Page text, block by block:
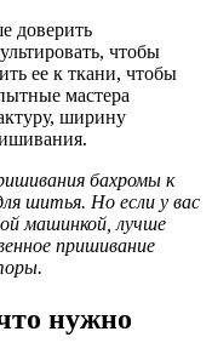
доверить
чтобы
ее к ткани, чтобы
мастера
ширину
бахромы к
шитья. Но если у вас
машинкой, лучше
пришивание
нужно